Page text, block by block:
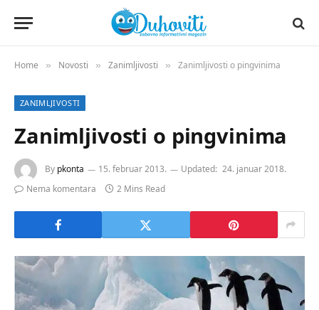
Home » Novosti » Zanimljivosti » Zanimljivosti o pingvinima
ZANIMLJIVOSTI
Zanimljivosti o pingvinima
By pkonta 15. februar 2013. Updated: 24. januar 2018.
Nema komentara
2 Mins Read